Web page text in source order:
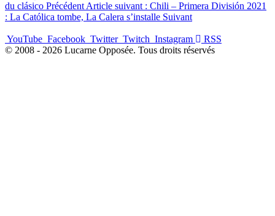
du clásico Précédent Article suivant : Chili – Primera División 2021
: La Católica tombe, La Calera s’installe Suivant
YouTube Facebook Twitter Twitch Instagram
RSS
© 2008 - 2026 Lucarne Opposée. Tous droits réservés